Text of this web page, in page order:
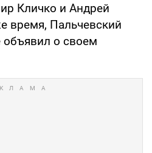
Кличко и Андрей
время, Пальчевский
объявил о своем